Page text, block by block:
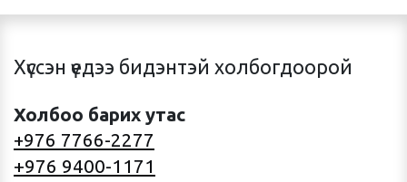
Хүссэн үедээ бидэнтэй холбогдоорой
Холбоо барих утас
+976 7766-2277
+976 9400-1171